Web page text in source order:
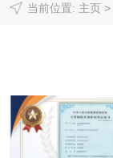
当前位置: 主页>